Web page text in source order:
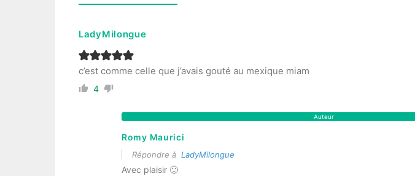
LadyMilongue
c’est comme celle que j’avais gouté au mexique miam
4
Auteur
Romy Maurici
Répondre à LadyMilongue
Avec plaisir 🙂